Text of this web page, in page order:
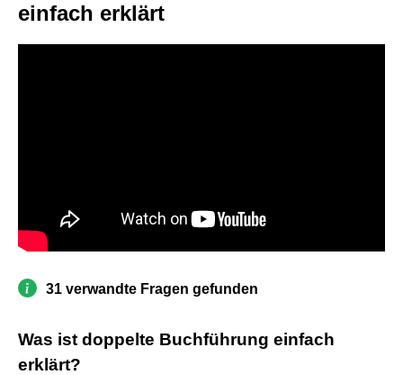
einfach erklärt
31 verwandte Fragen gefunden
Was ist doppelte Buchführung einfach
erklärt?